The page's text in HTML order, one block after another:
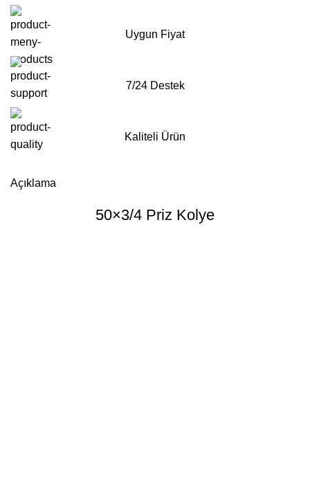
Uygun Fiyat
7/24 Destek
Kaliteli Ürün
Açıklama
50×3/4 Priz Kolye